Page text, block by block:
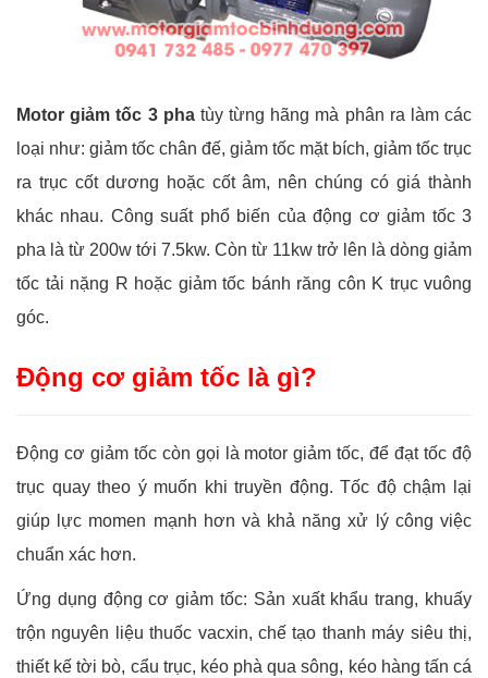
Motor giảm tốc 3 phatùy từng hãng mà phân ra làm các
loại như: giảm tốc chân đế, giảm tốc mặt bích, giảm tốc trục
ra trục cốt dương hoặc cốt âm, nên chúng có giá thành
khác nhau. Công suất phổ biến của động cơ giảm tốc 3
pha là từ 200w tới 7.5kw. Còn từ 11kw trở lên là dòng giảm
tốc tải nặng R hoặc giảm tốc bánh răng côn K trục vuông
góc.
Động cơ giảm tốc là gì?
Động cơ giảm tốc còn gọi là motor giảm tốc, để đạt tốc độ
trục quay theo ý muốn khi truyền động. Tốc độ chậm lại
giúp lực momen mạnh hơn và khả năng xử lý công việc
chuẩn xác hơn.
Ứng dụng động cơ giảm tốc: Sản xuất khẩu trang, khuấy
trộn nguyên liệu thuốc vacxin, chế tạo thanh máy siêu thị,
thiết kế tời bò, cẩu trục, kéo phà qua sông, kéo hàng tấn cá